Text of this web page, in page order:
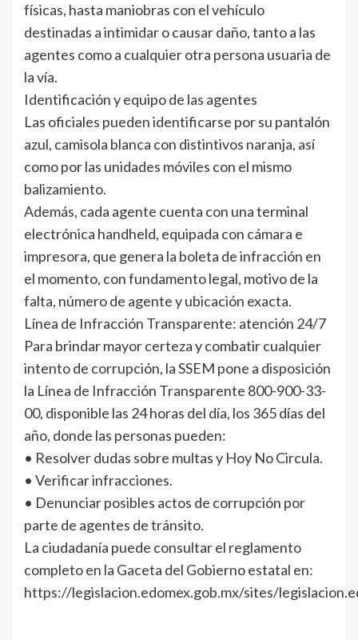
físicas, hasta maniobras con el vehículo
destinadas a intimidar o causar daño, tanto a las
agentes como a cualquier otra persona usuaria de
la vía.
Identificación y equipo de las agentes
Las oficiales pueden identificarse por su pantalón
azul, camisola blanca con distintivos naranja, así
como por las unidades móviles con el mismo
balizamiento.
Además, cada agente cuenta con una terminal
electrónica handheld, equipada con cámara e
impresora, que genera la boleta de infracción en
el momento, con fundamento legal, motivo de la
falta, número de agente y ubicación exacta.
Línea de Infracción Transparente: atención 24/7
Para brindar mayor certeza y combatir cualquier
intento de corrupción, la SSEM pone a disposición
la Línea de Infracción Transparente 800-900-33-
00, disponible las 24 horas del día, los 365 días del
año, donde las personas pueden:
• Resolver dudas sobre multas y Hoy No Circula.
• Verificar infracciones.
• Denunciar posibles actos de corrupción por
parte de agentes de tránsito.
La ciudadanía puede consultar el reglamento
completo en la Gaceta del Gobierno estatal en:
https://legislacion.edomex.gob.mx/sites/